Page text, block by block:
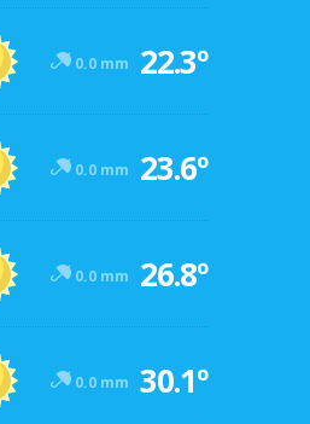
0.0 mm 22.3º
0.0 mm 23.6º
0.0 mm 26.8º
0.0 mm 30.1º